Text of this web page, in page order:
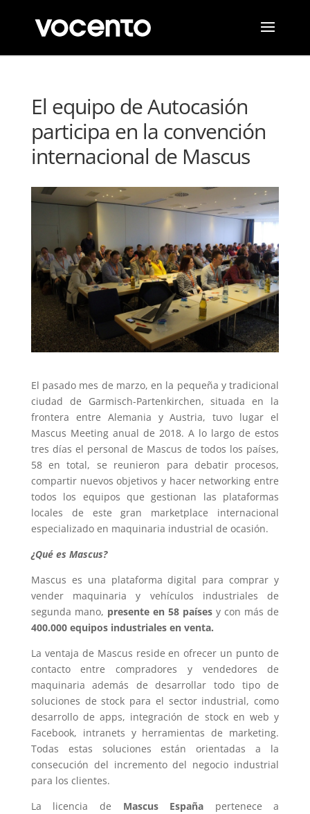
El equipo de Autocasión
participa en la convención
internacional de Mascus
El pasado mes de marzo, en la pequeña y tradicional
ciudad de Garmisch-Partenkirchen, situada en la
frontera entre Alemania y Austria, tuvo lugar el
Mascus Meeting anual de 2018. A lo largo de estos
tres días el personal de Mascus de todos los países,
58 en total, se reunieron para debatir procesos,
compartir nuevos objetivos y hacer networking entre
todos los equipos que gestionan las plataformas
locales de este gran marketplace internacional
especializado en maquinaria industrial de ocasión.
¿Qué es Mascus?
Mascus es una plataforma digital para comprar y
vender maquinaria y vehículos industriales de
segunda mano, presente en 58 países y con más de
400.000 equipos industriales en venta.
La ventaja de Mascus reside en ofrecer un punto de
contacto entre compradores y vendedores de
maquinaria además de desarrollar todo tipo de
soluciones de stock para el sector industrial, como
desarrollo de apps, integración de stock en web y
Facebook, intranets y herramientas de marketing.
Todas estas soluciones están orientadas a la
consecución del incremento del negocio industrial
para los clientes.
La licencia de Mascus España pertenece a